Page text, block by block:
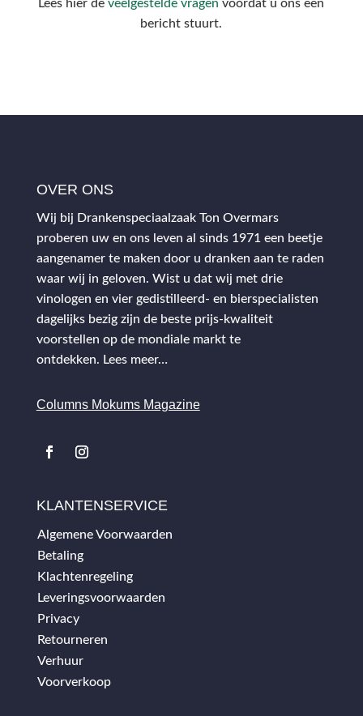
Lees hier deveelgestelde vragen voordat u ons een
bericht stuurt.
OVER ONS
Wij bij Drankenspeciaalzaak Ton Overmars
proberen uw en ons leven al sinds 1971 een beetje
aangenamer te maken door u dranken aan te raden
waar wij in geloven. Wist u dat wij met drie
vinologen en vier gedistilleerd- en bierspecialisten
dagelijks bezig zijn de beste prijs-kwaliteit
voorstellen op de mondiale markt te
ontdekken. Lees meer…
Columns Mokums Magazine
KLANTENSERVICE
Algemene Voorwaarden
Betaling
Klachtenregeling
Leveringsvoorwaarden
Privacy
Retourneren
Verhuur
Voorverkoop